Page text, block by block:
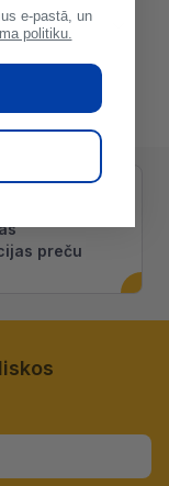
preču
e-pastā, un
politiku.